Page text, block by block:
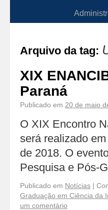
Arquivo da tag:
XIX
Paraná
Publicado em 20 de maio
O XIX Encontro
será realizado
de 2018. O
Pesquisa e Pós-
Publicado em Notícias |
Graduação em Ciência da
um comentário